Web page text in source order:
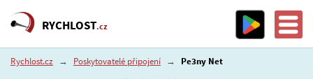
RYCHLOST.cz
Rychlost.cz → Poskytovatelé připojení → Pe3ny Net